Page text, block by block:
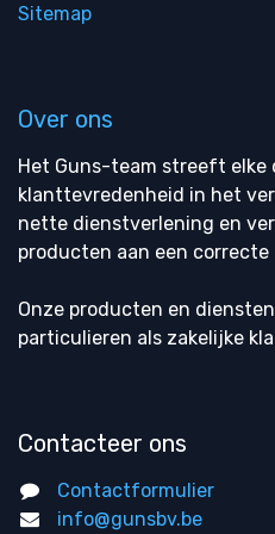
Sitemap
Over ons
Het Guns-team streeft elke
klanttevredenheid in het
nette dienstverlening en
producten aan een correcte
Onze producten en
particulieren als zakelijke
Contacteer ons
Contactformulier
info@gunsbv.be